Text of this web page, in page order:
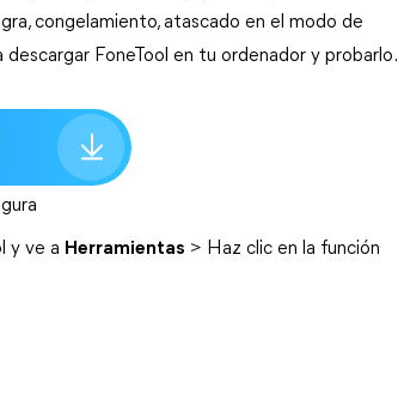
congelamiento, atascado en el modo de
FoneTool en tu ordenador y probarlo.
y ve a Herramientas > Haz clic en la función